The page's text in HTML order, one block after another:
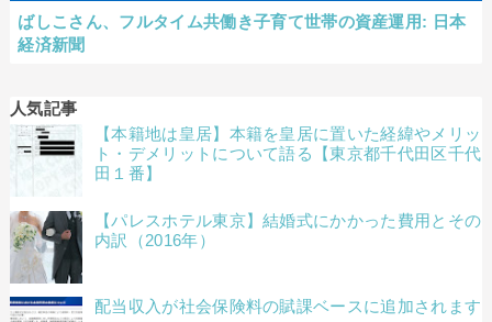
ばしこさん、フルタイム共働き子育て世帯の資産運用: 日本
経済新聞
人気記事
【本籍地は皇居】本籍を皇居に置いた経緯やメリッ
ト・デメリットについて語る【東京都千代田区千代
田１番】
【パレスホテル東京】結婚式にかかった費用とその
内訳（2016年）
配当収入が社会保険料の賦課ベースに追加されます